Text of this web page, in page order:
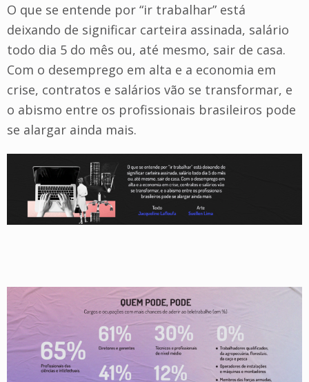
O que se entende por “ir trabalhar” está
deixando de significar carteira assinada, salário
todo dia 5 do mês ou, até mesmo, sair de casa.
Com o desemprego em alta e a economia em
crise, contratos e salários vão se transformar, e
o abismo entre os profissionais brasileiros pode
se alargar ainda mais.